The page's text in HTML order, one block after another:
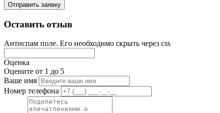
Отправить заявку
Оставить отзыв
Антиспам поле. Его необходимо скрыть через css
Оценка
Оцените от 1 до 5
Ваше имя
Номер телефона